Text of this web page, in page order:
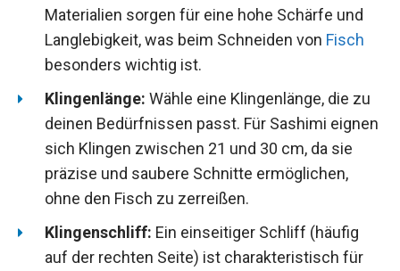
Materialien sorgen für eine hohe Schärfe und
Langlebigkeit, was beim Schneiden von Fisch
besonders wichtig ist.
Klingenlänge: Wähle eine Klingenlänge, die zu
deinen Bedürfnissen passt. Für Sashimi eignen
sich Klingen zwischen 21 und 30 cm, da sie
präzise und saubere Schnitte ermöglichen,
ohne den Fisch zu zerreißen.
Klingenschliff: Ein einseitiger Schliff (häufig
auf der rechten Seite) ist charakteristisch für